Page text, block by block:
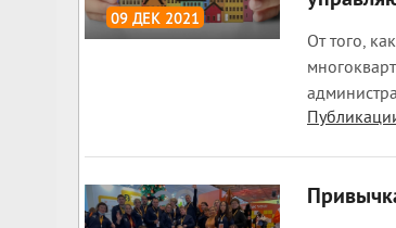
09 ДЕК 2021
От того,